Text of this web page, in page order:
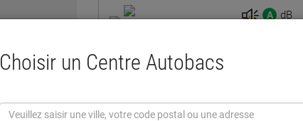
Choisir un Centre Autobacs
A dB